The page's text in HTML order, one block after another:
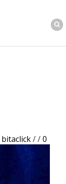
bitaclick//0